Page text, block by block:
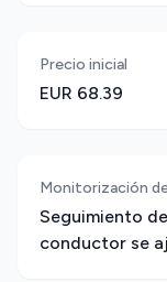
Precio inicial
EUR 68.39
Monitorización
Seguimiento
conductor se